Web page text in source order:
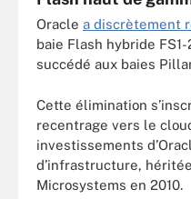
Oracle a discrètement
baie Flash hybride
succédé aux baies
Cette élimination
recentrage vers le
investissements
d’infrastructure,
Microsystems en 2010.